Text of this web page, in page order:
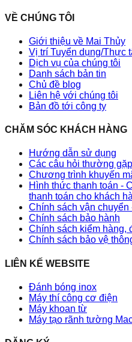
VỀ CHÚNG TÔI
Giới thiệu về Mai Thủy
Vị trí Tuyển dụng/Thực
Dịch vụ của chúng tôi
Danh sách bản tin
Chủ đề blog
Liên hệ với chúng tôi
Bản đồ tới công ty
CHĂM SÓC KHÁCH HÀNG
Hướng dẫn sử dụng
Các câu hỏi thường
Chương trình khuyến
Hình thức thanh toán -
thanh toán cho khách
Chính sách vận chuyển
Chính sách bảo hành
Chính sách kiểm hàng,
Chính sách bảo vệ
LIÊN KẾ WEBSITE
Đánh bóng inox
Máy thí công cơ điện
Máy khoan từ
Máy tạo rãnh tường